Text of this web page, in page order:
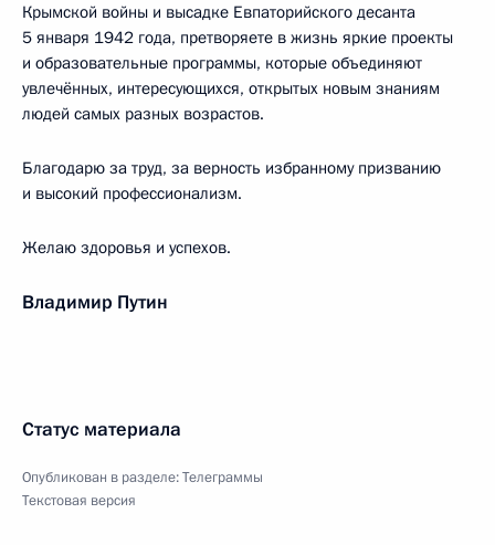
Крымской войны и высадке Евпаторийского десанта
5 января 1942 года, претворяете в жизнь яркие проекты
и образовательные программы, которые объединяют
увлечённых, интересующихся, открытых новым знаниям
людей самых разных возрастов.
Благодарю за труд, за верность избранному призванию
и высокий профессионализм.
Желаю здоровья и успехов.
Владимир Путин
Статус материала
Опубликован в разделе:Телеграммы
Текстовая версия